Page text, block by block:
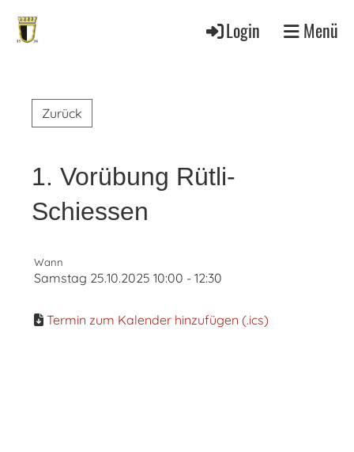
Login Menü
Zurück
1. Vorübung Rütli-
Schiessen
Wann
Samstag 25.10.2025 10:00 - 12:30
Termin zum Kalender hinzufügen (.ics)